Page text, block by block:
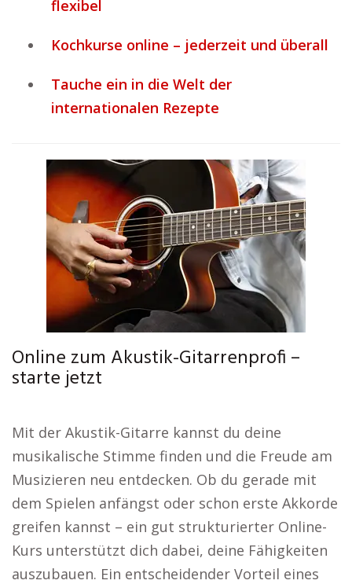
flexibel
Kochkurse online – jederzeit und überall
Tauche ein in die Welt der
internationalen Rezepte
Online zum Akustik-Gitarrenprofi –
starte jetzt
Mit der Akustik-Gitarre kannst du deine
musikalische Stimme finden und die Freude am
Musizieren neu entdecken. Ob du gerade mit
dem Spielen anfängst oder schon erste Akkorde
greifen kannst – ein gut strukturierter Online-
Kurs unterstützt dich dabei, deine Fähigkeiten
auszubauen. Ein entscheidender Vorteil eines